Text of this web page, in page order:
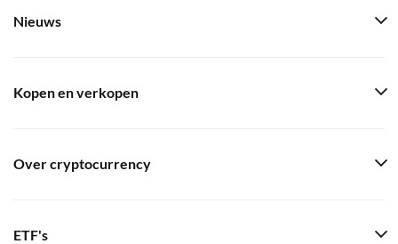
Nieuws
Kopen en verkopen
Over cryptocurrency
ETF's